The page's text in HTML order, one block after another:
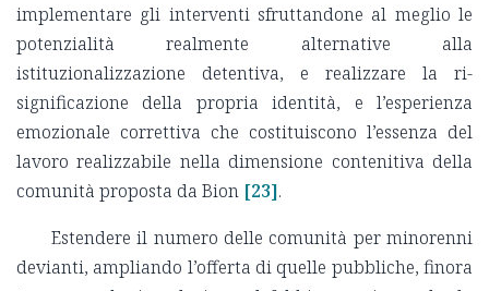
implementare gli interventi sfruttandone al meglio le
potenzialità realmente alternative alla
istituzionalizzazione detentiva, e realizzare la ri-
significazione della propria identità, e l’esperienza
emozionale correttiva che costituiscono l’essenza del
lavoro realizzabile nella dimensione contenitiva della
comunità proposta da Bion [23].
Estendere il numero delle comunità per minorenni
devianti, ampliando l’offerta di quelle pubbliche, finora